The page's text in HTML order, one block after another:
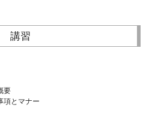
講習
要
項とマナー